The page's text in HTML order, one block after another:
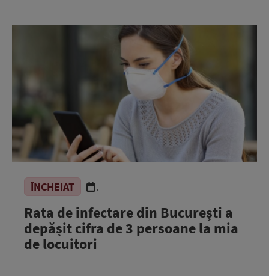
ÎNCHEIAT .
Rata de infectare din București a
depășit cifra de 3 persoane la mia
de locuitori